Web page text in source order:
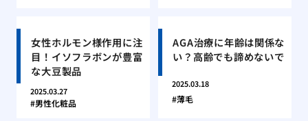
女性ホルモン様作用に注
目！イソフラボンが豊富
な大豆製品
2025.03.27
男性化粧品
AGA治療に年齢は関係な
い？高齢でも諦めないで
2025.03.18
薄毛